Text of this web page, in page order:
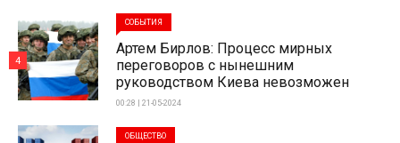
СОБЫТИЯ
Артем Бирлов: Процесс мирных
переговоров с нынешним
руководством Киева невозможен
00:28 | 21-05-2024
4
ОБЩЕСТВО